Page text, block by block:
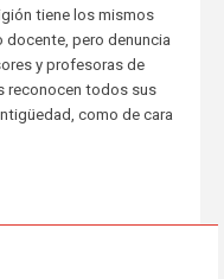
tiene los mismos
docente, pero denuncia
y profesoras de
reconocen todos sus
como de cara